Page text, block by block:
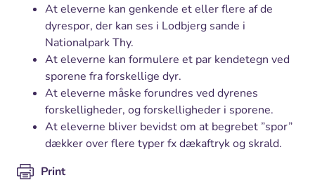
At eleverne kan genkende et eller flere af de
dyrespor, der kan ses i Lodbjerg sande i
Nationalpark Thy.
At eleverne kan formulere et par kendetegn ved
sporene fra forskellige dyr.
At eleverne måske forundres ved dyrenes
forskelligheder, og forskelligheder i sporene.
At eleverne bliver bevidst om at begrebet ”spor”
dækker over flere typer fx dækaftryk og skrald.
Print